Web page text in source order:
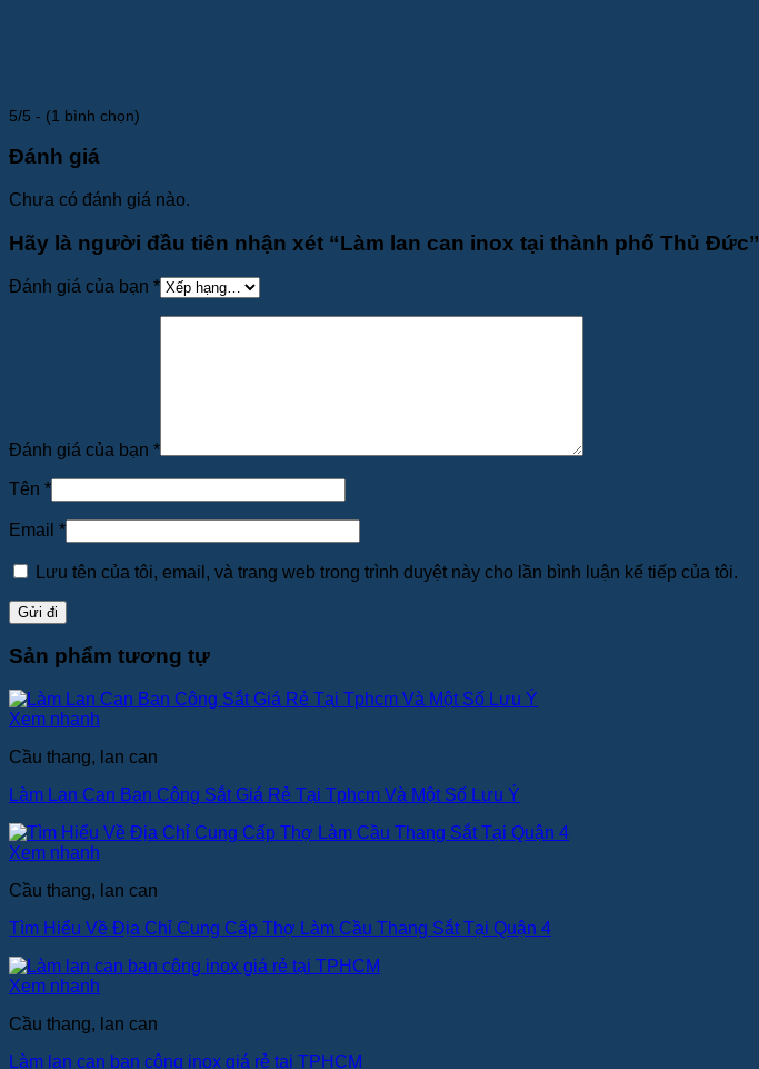
5/5 - (1 bình chọn)
Đánh giá
Chưa có đánh giá nào.
Hãy là người đầu tiên nhận xét “Làm lan can inox tại thành phố Thủ Đức”
Đánh giá của bạn *
Đánh giá của bạn *
Tên *
Email *
Lưu tên của tôi, email, và trang web trong trình duyệt này cho lần bình luận kế tiếp của tôi.
Sản phẩm tương tự
Xem nhanh
Cầu thang, lan can
Làm Lan Can Ban Công Sắt Giá Rẻ Tại Tphcm Và Một Số Lưu Ý
Xem nhanh
Cầu thang, lan can
Tìm Hiểu Về Địa Chỉ Cung Cấp Thợ Làm Cầu Thang Sắt Tại Quận 4
Xem nhanh
Cầu thang, lan can
Làm lan can ban công inox giá rẻ tại TPHCM